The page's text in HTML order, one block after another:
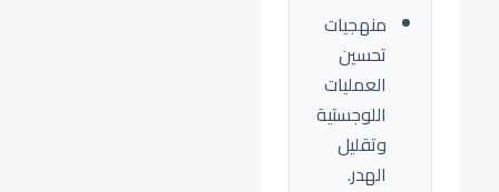
منهجيات
تحسين
العمليات
اللوجستية
وتقليل
الهدر.